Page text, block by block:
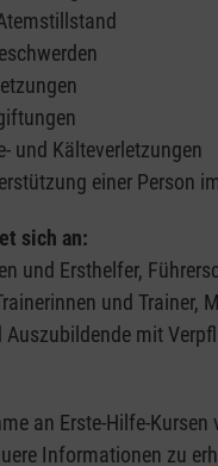
und Kälteverletzungen
einer Person
sich an:
und Ersthelfer,
und Trainer,
Auszubildende mit
an Erste-Hilfe-
Informationen zu